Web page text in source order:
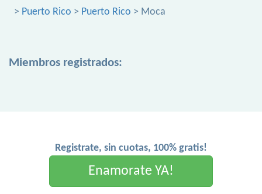
> Puerto Rico > Puerto Rico > Moca
Miembros registrados:
Registrate, sin cuotas, 100% gratis!
Enamorate YA!